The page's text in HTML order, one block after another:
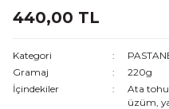
440,00 TL
Kategori
Gramaj
220g
İçindekiler
Ata
üzüm,